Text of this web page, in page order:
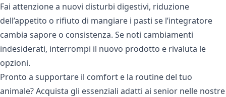
Fai attenzione a nuovi disturbi digestivi, riduzione
dell’appetito o rifiuto di mangiare i pasti se l’integratore
cambia sapore o consistenza. Se noti cambiamenti
indesiderati, interrompi il nuovo prodotto e rivaluta le
opzioni.
Pronto a supportare il comfort e la routine del tuo
animale? Acquista gli essenziali adatti ai senior nelle nostre